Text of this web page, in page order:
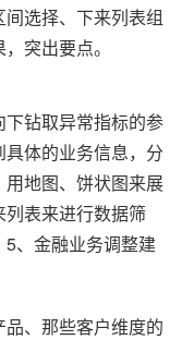
选择、下来列表组
突出要点。
钻取异常指标的参
体的业务信息，分
地图、饼状图来展
表来进行数据筛
、金融业务调整建
、那些客户维度的